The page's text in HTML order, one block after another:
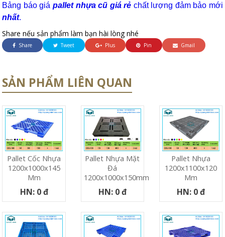
Bảng báo giá pallet nhựa cũ giá rẻ chất lượng đảm bảo mới
nhất.
Share nếu sản phẩm làm bạn hài lòng nhé
Share Tweet Plus Pin Gmail
SẢN PHẨM LIÊN QUAN
Pallet Cốc Nhựa
1200x1000x145
Mm
HN: 0 đ
Pallet Nhựa Mặt
Đá
1200x1000x150mm
HN: 0 đ
Pallet Nhựa
1200x1100x120
Mm
HN: 0 đ